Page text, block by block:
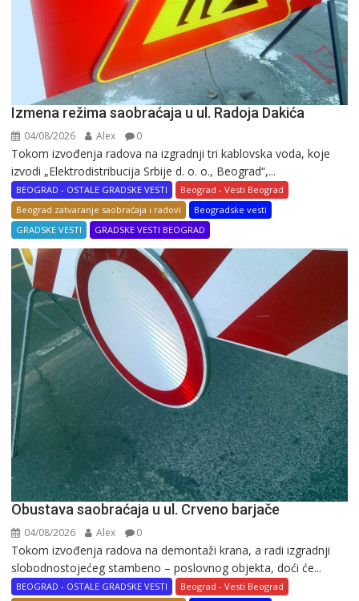
Izmena režima saobraćaja u ul. Radoja Dakića
04/08/2026 Alex 0
Tokom izvođenja radova na izgradnji tri kablovska voda, koje
izvodi „Elektrodistribucija Srbije d. o. o., Beograd“,...
BEOGRAD - OSTALE GRADSKE VESTI
Beograd - Vesti Beograd
Beograd zatvaranje saobraćaja i radovi
Beogradske vesti
GRADSKE VESTI
GRADSKE VESTI BEOGRAD
Obustava saobraćaja u ul. Crveno barjače
04/08/2026 Alex 0
Tokom izvođenja radova na demontaži krana, a radi izgradnji
slobodnostojećeg stambeno – poslovnog objekta, doći će...
BEOGRAD - OSTALE GRADSKE VESTI
Beograd - Vesti Beograd